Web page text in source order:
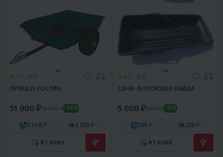
ПРИЦЕП РОСТИН
51 900 ₽72 090 ₽ -28%
2 340 ₽ 2 230 ₽
В 1 КЛИК
САНИ-ВОЛОКУШИ РАЙДА
5 000 ₽5 620 ₽ -11%
230 ₽ 220 ₽
В 1 КЛИК